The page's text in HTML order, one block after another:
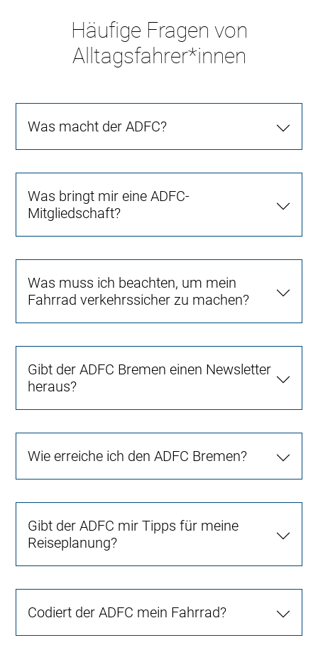
Häufige Fragen von
Alltagsfahrer*innen
Was macht der ADFC?
Was bringt mir eine ADFC-
Mitgliedschaft?
Was muss ich beachten, um mein
Fahrrad verkehrssicher zu machen?
Gibt der ADFC Bremen einen Newsletter
heraus?
Wie erreiche ich den ADFC Bremen?
Gibt der ADFC mir Tipps für meine
Reiseplanung?
Codiert der ADFC mein Fahrrad?